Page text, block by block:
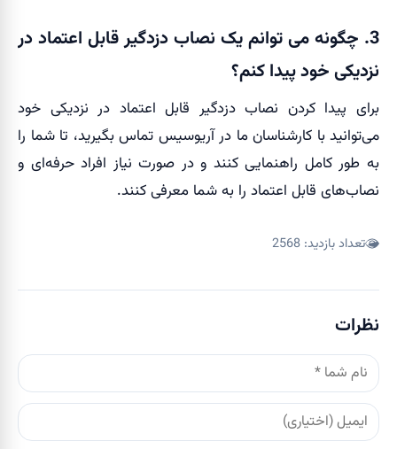
3. چگونه می توانم یک نصاب دزدگیر قابل اعتماد در
نزدیکی خود پیدا کنم؟
برای پیدا کردن نصاب دزدگیر قابل اعتماد در نزدیکی خود
می‌توانید با کارشناسان ما در آریوسیس تماس بگیرید، تا شما را
به طور کامل راهنمایی کنند و در صورت نیاز افراد حرفه‌ای و
نصاب‌های قابل اعتماد را به شما معرفی کنند.
تعداد بازدید: 2568
نظرات